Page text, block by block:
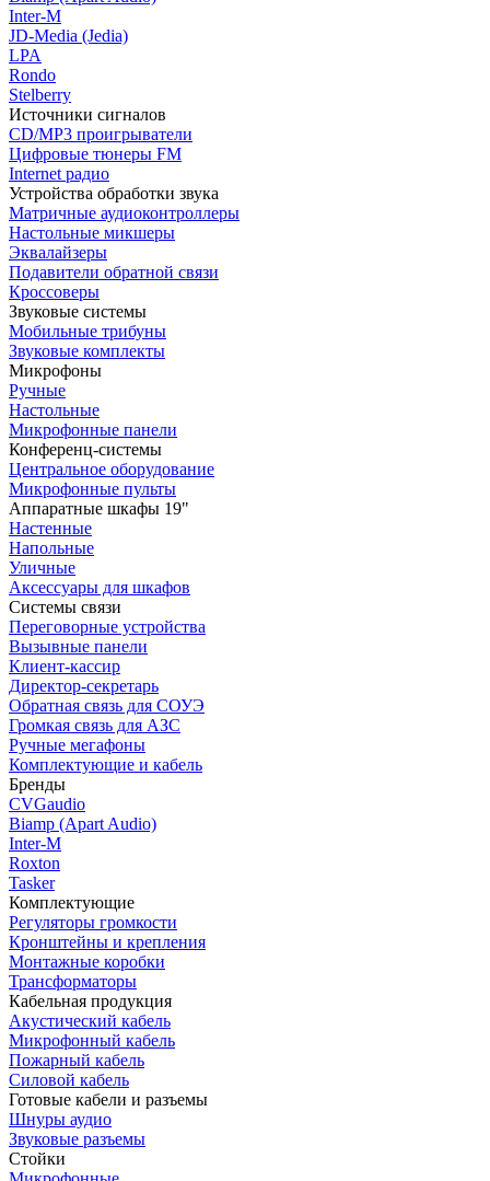
Inter-M
JD-Media (Jedia)
LPA
Rondo
Stelberry
Источники сигналов
CD/MP3 проигрыватели
Цифровые тюнеры FM
Internet радио
Устройства обработки звука
Матричные аудиоконтроллеры
Настольные микшеры
Эквалайзеры
Подавители обратной связи
Кроссоверы
Звуковые системы
Мобильные трибуны
Звуковые комплекты
Микрофоны
Ручные
Настольные
Микрофонные панели
Конференц-системы
Центральное оборудование
Микрофонные пульты
Аппаратные шкафы 19"
Настенные
Напольные
Уличные
Аксессуары для шкафов
Системы связи
Переговорные устройства
Вызывные панели
Клиент-кассир
Директор-секретарь
Обратная связь для СОУЭ
Громкая связь для АЗС
Ручные мегафоны
Комплектующие и кабель
Бренды
CVGaudio
Biamp (Apart Audio)
Inter-M
Roxton
Tasker
Комплектующие
Регуляторы громкости
Кронштейны и крепления
Монтажные коробки
Трансформаторы
Кабельная продукция
Акустический кабель
Микрофонный кабель
Пожарный кабель
Силовой кабель
Готовые кабели и разъемы
Шнуры аудио
Звуковые разъемы
Стойки